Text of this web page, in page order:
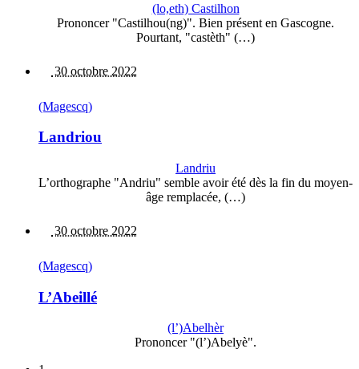
(lo,eth) Castilhon
Prononcer "Castilhou(ng)". Bien présent en Gascogne.
Pourtant, "castèth" (…)
30 octobre 2022
(Magescq)
Landriou
Landriu
L’orthographe "Andriu" semble avoir été dès la fin du moyen-
âge remplacée, (…)
30 octobre 2022
(Magescq)
L’Abeillé
(l’)Abelhèr
Prononcer "(l’)Abelyè".